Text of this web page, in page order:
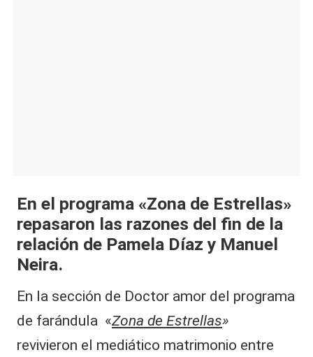
En el programa «Zona de Estrellas»
repasaron las razones del fin de la
relación de Pamela Díaz y Manuel
Neira.
En la sección de Doctor amor del programa
de farándula «Zona de Estrellas»
revivieron el mediático matrimonio entre